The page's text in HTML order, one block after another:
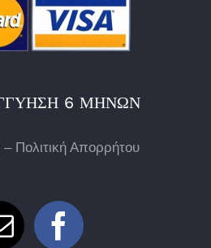
6 ΜΗΝΏΝ
Πολιτική Απορρήτου